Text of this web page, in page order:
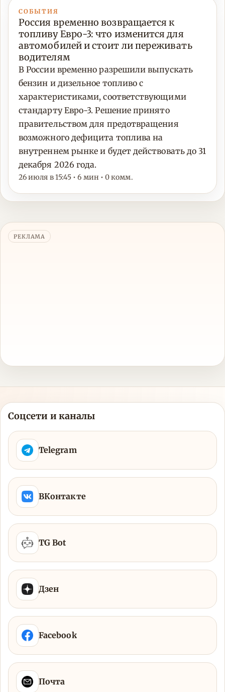
СОБЫТИЯ
Россия временно возвращается к
топливу Евро-3: что изменится для
автомобилей и стоит ли переживать
водителям
В России временно разрешили выпускать
бензин и дизельное топливо с
характеристиками, соответствующими
стандарту Евро-3. Решение принято
правительством для предотвращения
возможного дефицита топлива на
внутреннем рынке и будет действовать до 31
декабря 2026 года.
26 июля в 15:45 • 6 мин • 0 комм.
РЕКЛАМА
Соцсети и каналы
Telegram
ВКонтакте
TG Bot
Дзен
Facebook
Почта